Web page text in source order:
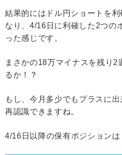
結果的にはドル円ショートを
なり、4/16日に利確した2つの
った感じです。
まさかの18万マイナスを残り2
るか！？
もし、今月多少でもプラスに
再認識できますね。
4/16日以降の保有ポジションは